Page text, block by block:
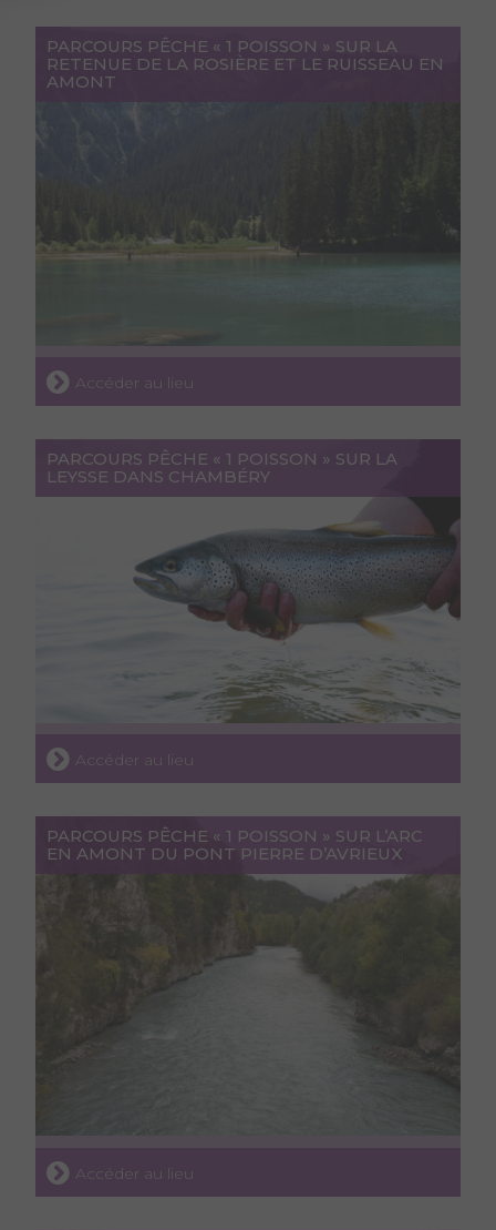
PARCOURS PÊCHE « 1 POISSON » SUR LA
RETENUE DE LA ROSIÈRE ET LE RUISSEAU EN
AMONT
Accéder au lieu
PARCOURS PÊCHE « 1 POISSON » SUR LA
LEYSSE DANS CHAMBÉRY
Accéder au lieu
PARCOURS PÊCHE « 1 POISSON » SUR L’ARC
EN AMONT DU PONT PIERRE D’AVRIEUX
Accéder au lieu